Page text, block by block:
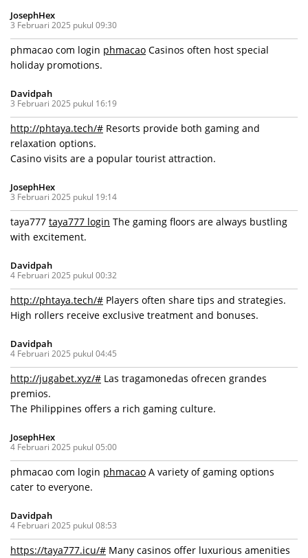
JosephHex
3 Februari 2025 pukul 09:30
phmacao com login phmacao Casinos often host special
holiday promotions.
Davidpah
3 Februari 2025 pukul 16:19
http://phtaya.tech/# Resorts provide both gaming and
relaxation options.
Casino visits are a popular tourist attraction.
JosephHex
3 Februari 2025 pukul 19:14
taya777 taya777 login The gaming floors are always bustling
with excitement.
Davidpah
4 Februari 2025 pukul 00:32
http://phtaya.tech/# Players often share tips and strategies.
High rollers receive exclusive treatment and bonuses.
Davidpah
4 Februari 2025 pukul 04:45
http://jugabet.xyz/# Las tragamonedas ofrecen grandes
premios.
The Philippines offers a rich gaming culture.
JosephHex
4 Februari 2025 pukul 05:00
phmacao com login phmacao A variety of gaming options
cater to everyone.
Davidpah
4 Februari 2025 pukul 08:53
https://taya777.icu/# Many casinos offer luxurious amenities